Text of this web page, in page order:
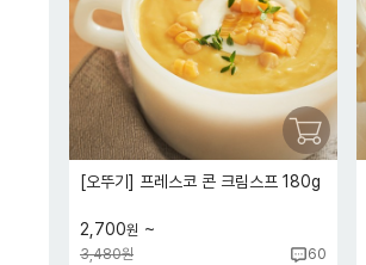
[오뚜기] 프레스코 콘 크림스프 180g
2,700원 ~
3,480원 60